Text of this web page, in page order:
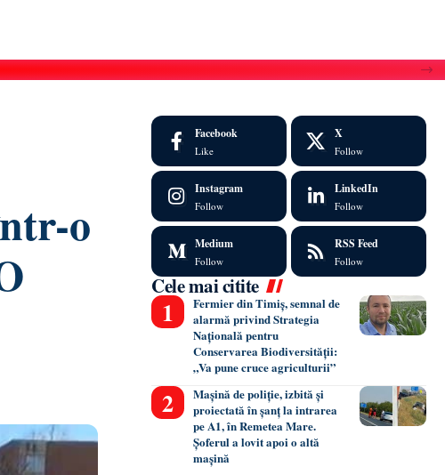
o
Facebook
Like
X
Follow
Instagram
Follow
LinkedIn
Follow
Medium
Follow
RSS Feed
Follow
Cele mai citite
Fermier din Timiș, semnal de
alarmă privind Strategia
Națională pentru
Conservarea Biodiversității:
„Va pune cruce agriculturii”
Mașină de poliție, izbită și
proiectată în șanț la intrarea
pe A1, în Remetea Mare.
Șoferul a lovit apoi o altă
mașină